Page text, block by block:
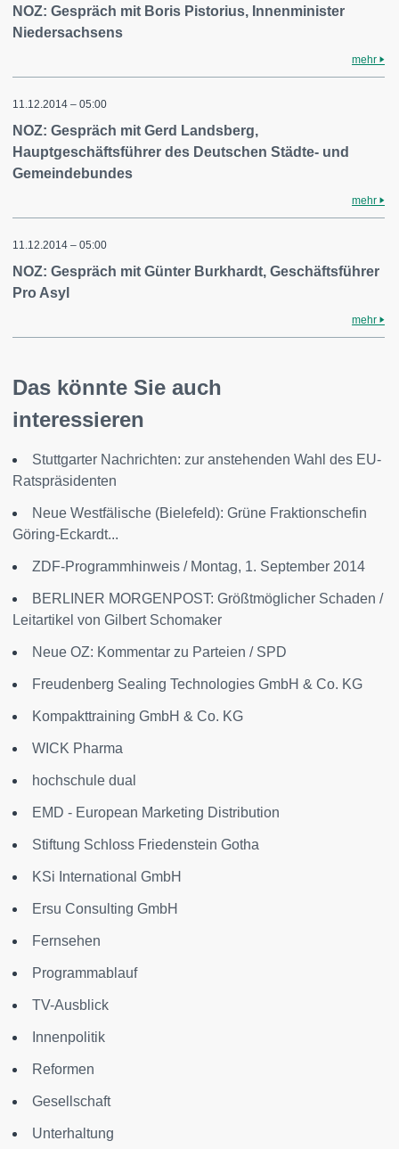
NOZ: Gespräch mit Boris Pistorius, Innenminister
Niedersachsens
mehr
11.12.2014 – 05:00
NOZ: Gespräch mit Gerd Landsberg,
Hauptgeschäftsführer des Deutschen Städte- und
Gemeindebundes
mehr
11.12.2014 – 05:00
NOZ: Gespräch mit Günter Burkhardt, Geschäftsführer
Pro Asyl
mehr
Das könnte Sie auch
interessieren
Stuttgarter Nachrichten: zur anstehenden Wahl des EU-
Ratspräsidenten
Neue Westfälische (Bielefeld): Grüne Fraktionschefin
Göring-Eckardt...
ZDF-Programmhinweis / Montag, 1. September 2014
BERLINER MORGENPOST: Größtmöglicher Schaden /
Leitartikel von Gilbert Schomaker
Neue OZ: Kommentar zu Parteien / SPD
Freudenberg Sealing Technologies GmbH & Co. KG
Kompakttraining GmbH & Co. KG
WICK Pharma
hochschule dual
EMD - European Marketing Distribution
Stiftung Schloss Friedenstein Gotha
KSi International GmbH
Ersu Consulting GmbH
Fernsehen
Programmablauf
TV-Ausblick
Innenpolitik
Reformen
Gesellschaft
Unterhaltung